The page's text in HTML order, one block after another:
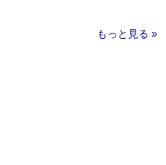
もっと見る »